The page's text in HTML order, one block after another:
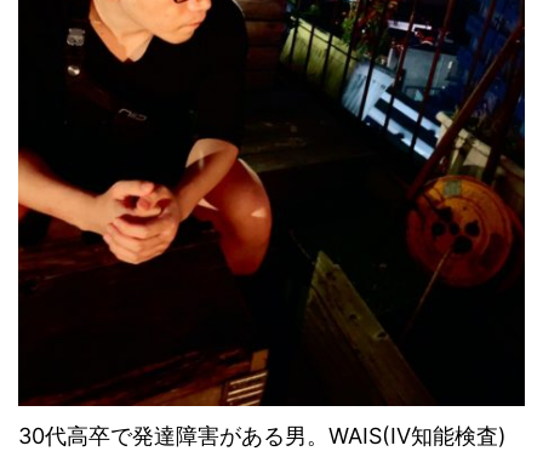
30代高卒で発達障害がある男。WAIS(IV知能検査)